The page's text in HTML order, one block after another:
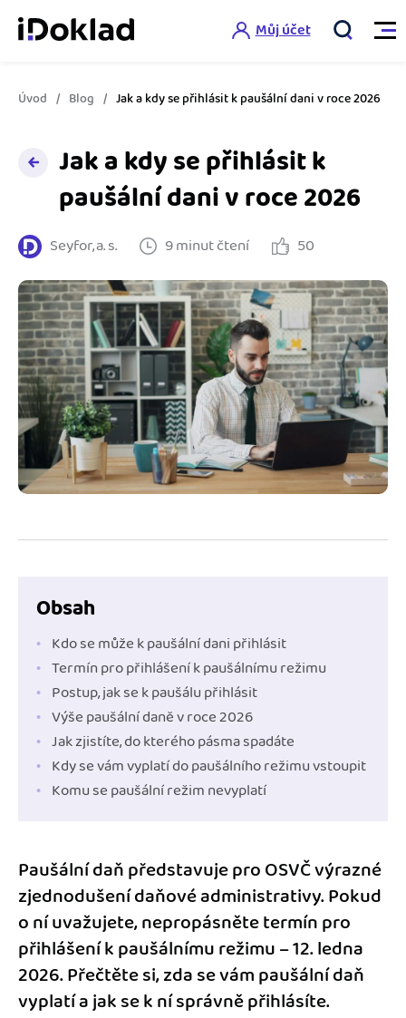
Online fakturace
Správa kontaktů
Hlídání cashflow
Spolupráce s účetní
Výkazy pro úřady
Propojení na další systémy
Spřátelené účetní
Katalog doplňků
Ceník
Nápověda
Jak začít s iDokladem
Jak začít podnikat
Jak se vyznat ve fakturaci
Blog
mini akademie
Fakturační poradna
Šablony faktur
Šablona pro plátce DPH
Šablona pro neplátce DPH
Registrovat ZDARMA
Můj účet
Úvod Blog Jak a kdy se přihlásit k paušální dani v roce 2026
Jak a kdy se přihlásit k
paušální dani v roce 2026
Seyfor, a. s. 9 minut čtení 50
Obsah
Kdo se může k paušální dani přihlásit
Termín pro přihlášení k paušálnímu režimu
Postup, jak se k paušálu přihlásit
Výše paušální daně v roce 2026
Jak zjistíte, do kterého pásma spadáte
Kdy se vám vyplatí do paušálního režimu vstoupit
Komu se paušální režim nevyplatí
Paušální daň představuje pro OSVČ výrazné
zjednodušení daňové administrativy. Pokud
o ní uvažujete, nepropásněte termín pro
přihlášení k paušálnímu režimu – 12. ledna
2026. Přečtěte si, zda se vám paušální daň
vyplatí a jak se k ní správně přihlásíte.